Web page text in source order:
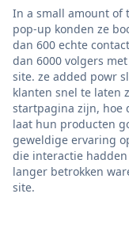
In a small amount of
pop-up konden ze
dan 600 echte
dan 6000 volgers
site. ze added powr
klanten snel te laten
startpagina zijn, hoe
laat hun producten
geweldige ervaring
die interactie
langer betrokken
site.